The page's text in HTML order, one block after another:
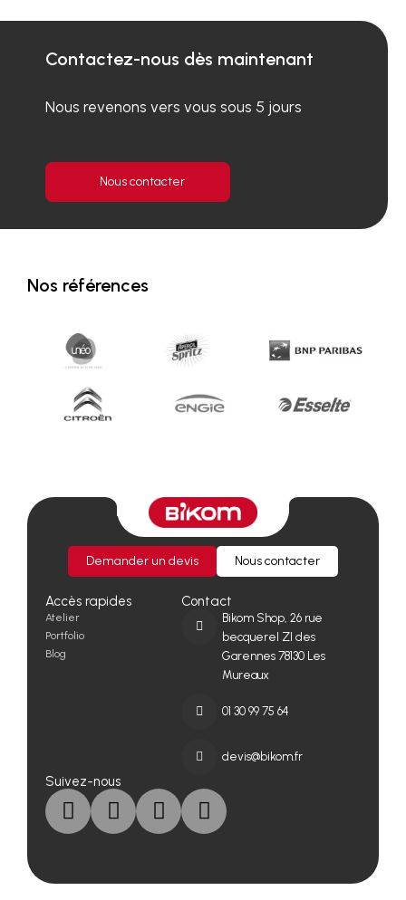
Contactez-nous dès maintenant
Nous revenons vers vous sous 5 jours
Nous contacter
Nos références
Demander un devis Nous contacter
Accès rapides
Atelier
Portfolio
Blog
Contact
Bikom Shop, 26 rue
becquerel ZI des
Garennes 78130 Les
Mureaux
01 30 99 75 64
devis@bikom.fr
Suivez-nous